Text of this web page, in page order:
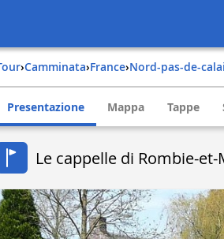
Tour› Camminata› france› nord-pas-de-
Presentazione Mappa Tappe
Le cappelle di Rombie-